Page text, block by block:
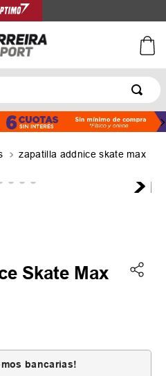
zapatilla addnice skate max
Skate Max
bancarias!